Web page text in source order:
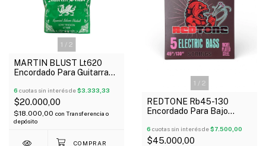
1 / 2
MARTIN BLUST Lt620
Encordado Para Guitarra
Baja
6 cuotas sin interés de$3.333,33
$20.000,00
$18.000,00 con Transferencia o
depósito
1 / 2
REDTONE Rb45-130
Encordado Para Bajo
130
6 cuotas sin interés de$7.500,00
$45.000,00